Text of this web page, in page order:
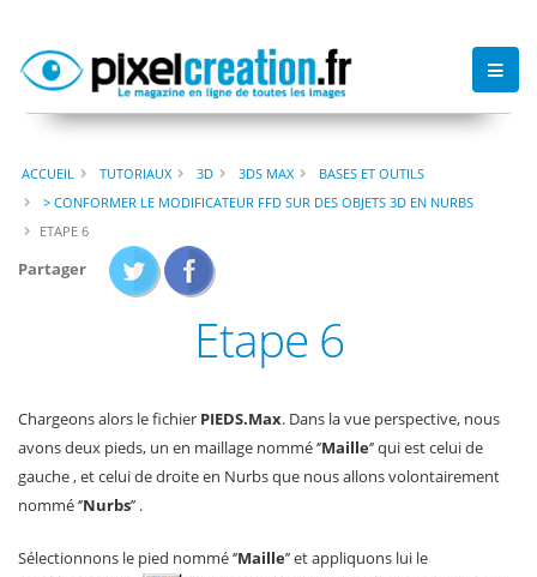
ACCUEIL TUTORIAUX 3D 3DS MAX
BASES ET OUTILS
> CONFORMER LE MODIFICATEUR FFD SUR DES OBJETS 3D EN NURBS
ETAPE 6
Partager
Etape 6
Chargeons alors le fichier PIEDS.Max. Dans la vue perspective, nous
avons deux pieds, un en maillage nommé ‘’Maille‘’ qui est celui de
gauche , et celui de droite en Nurbs que nous allons volontairement
nommé ‘’Nurbs’’ .
Sélectionnons le pied nommé ‘’Maille’’ et appliquons lui le